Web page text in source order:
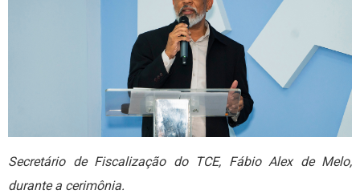
Secretário de Fiscalização do TCE, Fábio Alex de Melo,
durante a cerimônia.